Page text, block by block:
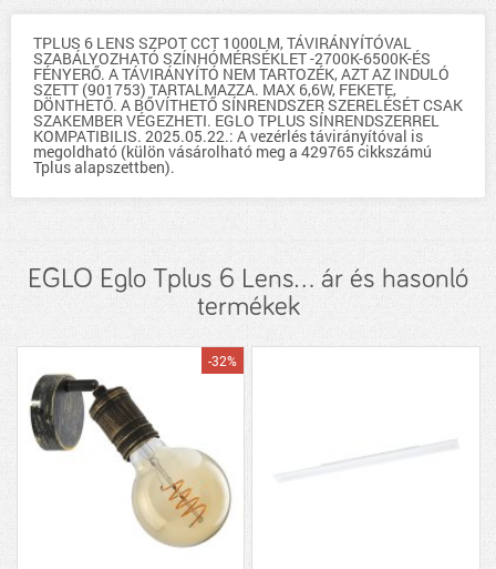
TPLUS 6 LENS SZPOT CCT 1000LM, TÁVIRÁNYÍTÓVAL
SZABÁLYOZHATÓ SZÍNHÓMÉRSÉKLET -2700K-6500K-ÉS
FÉNYERŐ. A TÁVIRÁNYÍTÓ NEM TARTOZÉK, AZT AZ INDULÓ
SZETT (901753) TARTALMAZZA. MAX 6,6W, FEKETE,
DÖNTHETŐ. A BŐVÍTHETŐ SÍNRENDSZER SZERELÉSÉT CSAK
SZAKEMBER VÉGEZHETI. EGLO TPLUS SÍNRENDSZERREL
KOMPATIBILIS. 2025.05.22.: A vezérlés távirányítóval is
megoldható (külön vásárolható meg a 429765 cikkszámú
Tplus alapszettben).
EGLO Eglo Tplus 6 Lens... ár és hasonló
termékek
-32%